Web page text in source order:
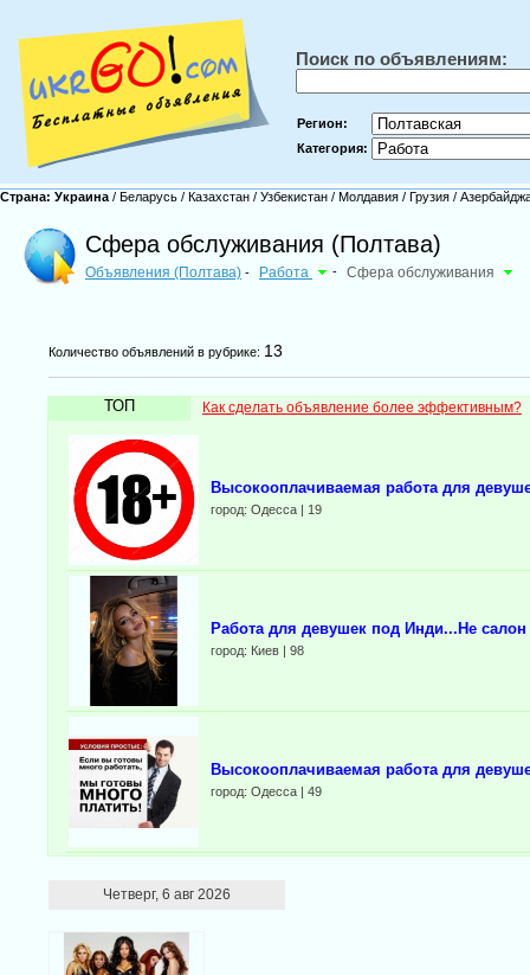
Поиск по объявлениям:
Регион:
Категория:
Страна: Украина / Беларусь / Казахстан / Узбекистан / Молдавия / Грузия /
Сфера обслуживания (Полтава)
Объявления (Полтава) - Работа - Сфера обслуживания
Количество объявлений в рубрике: 13
ТОП Как сделать объявление более эффективным?
Выcокооплачиваeмая работа для
город: Одесса | 19
Работа для девушек под Инди...Не салон
город: Киев | 98
Выcокооплачиваемая работа для
город: Одесса | 49
Четверг, 6 авг 2026